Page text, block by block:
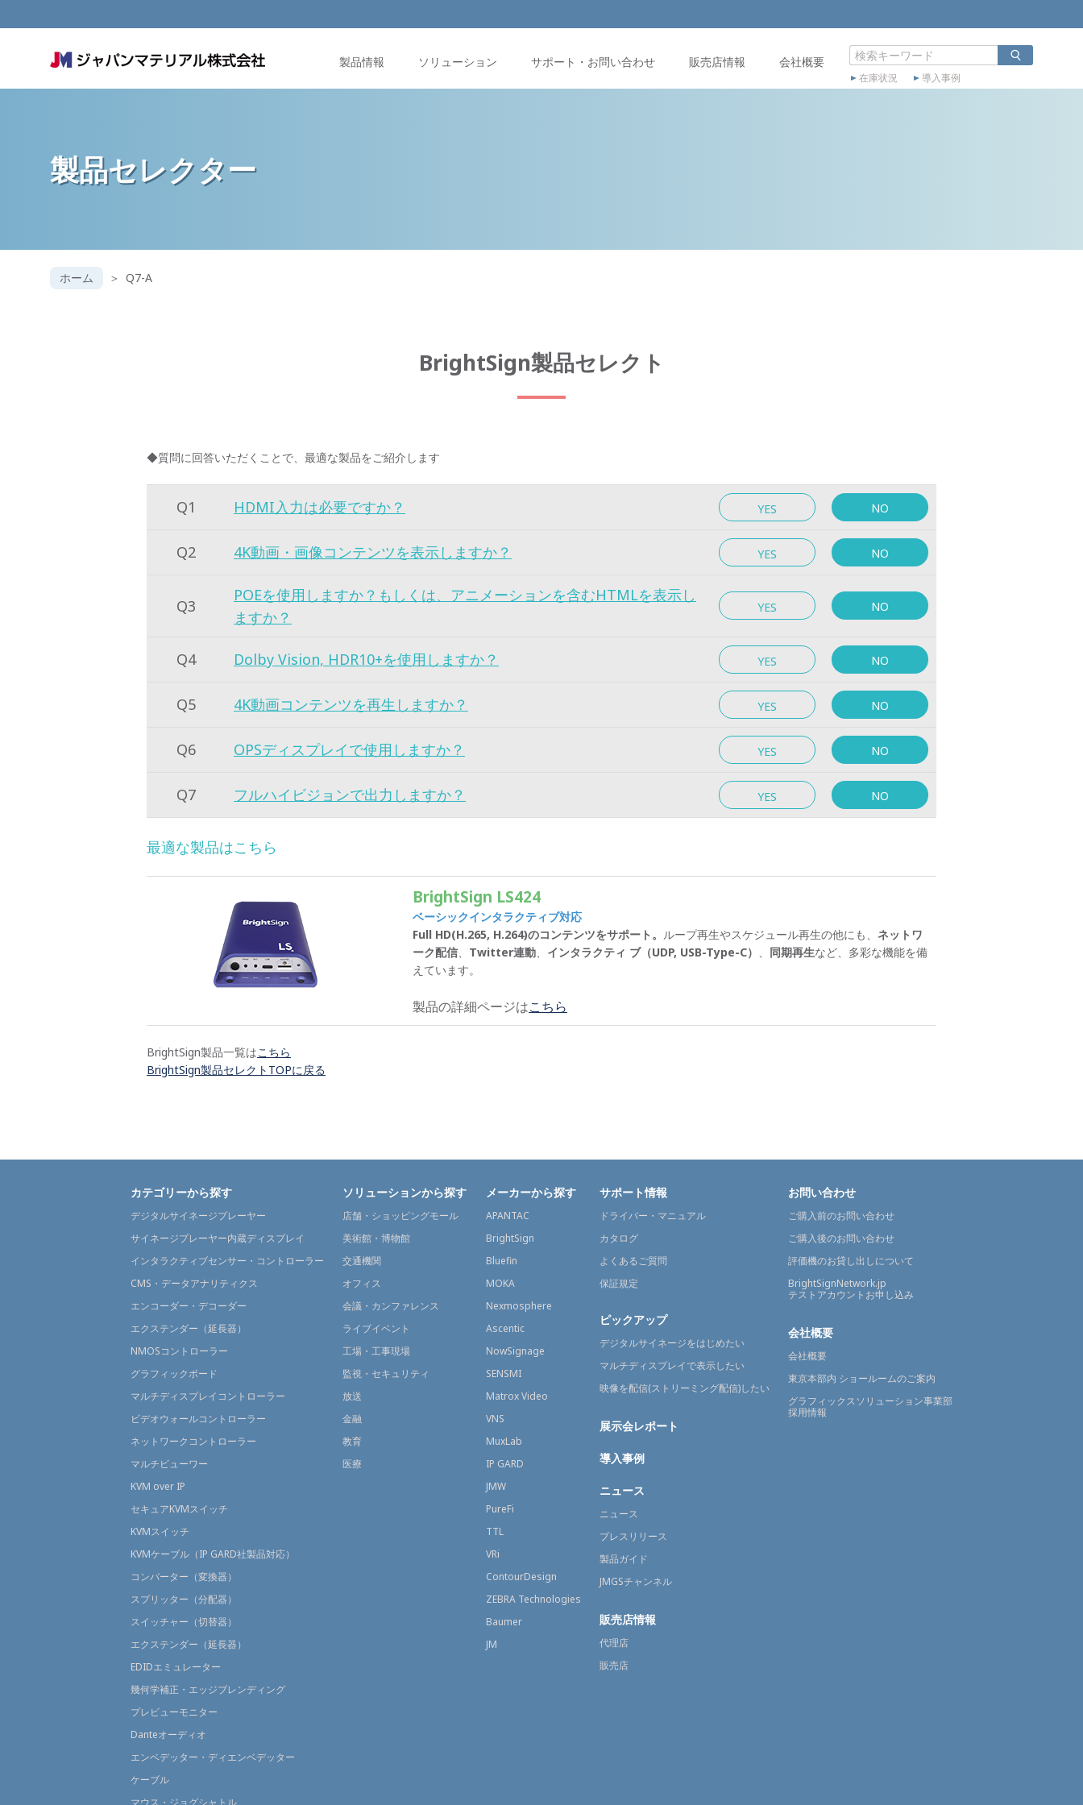
製品情報 ソリューション サポート・お問い合わせ 販売店情報 会社概要
在庫状況 導入事例
製品セレクター
ホーム Q7-A
BrightSign製品セレクト
◆質問に回答いただくことで、最適な製品をご紹介します
Q1 HDMI入力は必要ですか？ YES NO
Q2 4K動画・画像コンテンツを表示しますか？ YES NO
Q3
POEを使用しますか？もしくは、アニメーションを含むHTMLを表示し
ますか？
YES NO
Q4 Dolby Vision, HDR10+を使用しますか？ YES NO
Q5 4K動画コンテンツを再生しますか？ YES NO
Q6 OPSディスプレイで使用しますか？ YES NO
Q7 フルハイビジョンで出力しますか？ YES NO
最適な製品はこちら
BrightSign LS424
ベーシックインタラクティブ対応
Full HD(H.265, H.264)のコンテンツをサポート。 ループ再生やスケジュール再生の他にも、 ネットワ
ーク配信、 Twitter連動、 インタラクティ ブ（UDP, USB-Type-C） 、 同期再生など、多彩な機能を備
えています。
製品の詳細ページはこちら
BrightSign製品一覧はこちら
BrightSign製品セレクトTOPに戻る
カテゴリーから探す
デジタルサイネージプレーヤー
サイネージプレーヤー内蔵ディスプレイ
インタラクティブセンサー・コントローラー
CMS・データアナリティクス
エンコーダー・デコーダー
エクステンダー（延長器）
NMOSコントローラー
グラフィックボード
マルチディスプレイコントローラー
ビデオウォールコントローラー
ネットワークコントローラー
マルチビューワー
KVM over IP
セキュアKVMスイッチ
KVMスイッチ
KVMケーブル（IP GARD社製品対応）
コンバーター（変換器）
スプリッター（分配器）
スイッチャー（切替器）
エクステンダー（延長器）
EDIDエミュレーター
幾何学補正・エッジブレンディング
プレビューモニター
Danteオーディオ
エンベデッター・ディエンベデッター
ケーブル
マウス・ジョグシャトル
ソリューションから探す
店舗・ショッピングモール
美術館・博物館
交通機関
オフィス
会議・カンファレンス
ライブイベント
工場・工事現場
監視・セキュリティ
放送
金融
教育
医療
メーカーから探す
APANTAC
BrightSign
Bluefin
MOKA
Nexmosphere
Ascentic
NowSignage
SENSMI
Matrox Video
VNS
MuxLab
IP GARD
JMW
PureFi
TTL
VRi
ContourDesign
ZEBRA Technologies
Baumer
JM
サポート情報
ドライバー・マニュアル
カタログ
よくあるご質問
保証規定
ピックアップ
デジタルサイネージをはじめたい
マルチディスプレイで表示したい
映像を配信(ストリーミング配信)したい
展示会レポート
導入事例
ニュース
ニュース
プレスリリース
製品ガイド
JMGSチャンネル
販売店情報
代理店
販売店
お問い合わせ
ご購入前のお問い合わせ
ご購入後のお問い合わせ
評価機のお貸し出しについて
BrightSignNetwork.jp
テストアカウントお申し込み
会社概要
会社概要
東京本部内 ショールームのご案内
グラフィックスソリューション事業部
採用情報